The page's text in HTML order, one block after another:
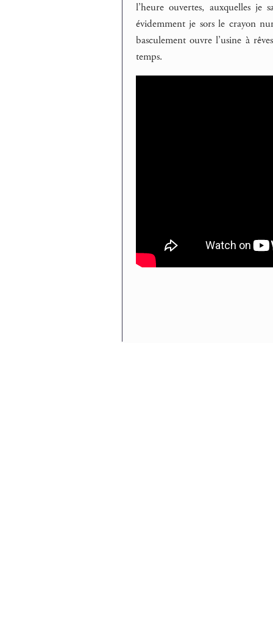
l’heure ouvertes, auxquelles je
évidemment je sors le crayon
basculement ouvre l’usine à
temps.